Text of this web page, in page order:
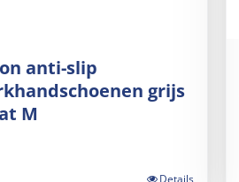
anti-slip
grijs
M
Details